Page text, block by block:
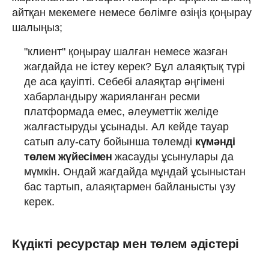
айтқан мекемеге немесе бөлімге өзіңіз қоңырау
шалыңыз;
"клиент" қоңырау шалған немесе жазған
жағдайда не істеу керек? Бұл алаяқтық түрі
де аса қауіпті. Себебі алаяқтар әңгімені
хабарландыру жарияланған ресми
платформада емес, әлеуметтік желіде
жалғастыруды ұсынады. Ал кейде тауар
сатып алу-сату бойынша төлемді күмәнді
төлем жүйесіменжасауды ұсынулары да
мүмкін. Ондай жағдайда мұндай ұсыныстан
бас тартып, алаяқтармен байланысты үзу
керек.
Күдікті ресурстар мен төлем әдістері